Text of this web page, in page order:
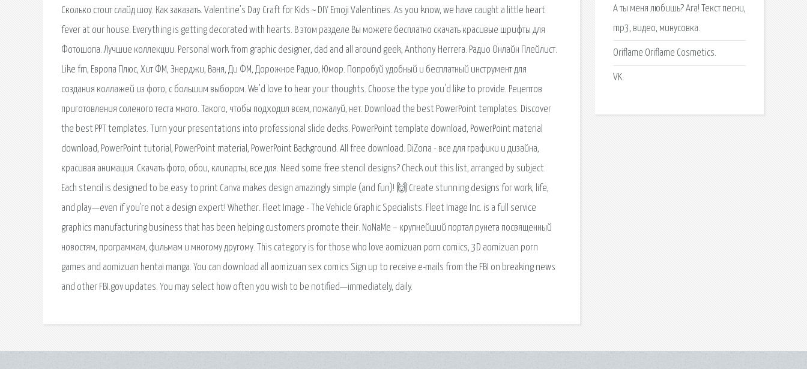
Сколько стоит слайд шоу. Как заказать. Valentine’s Day Craft for Kids ~ DIY Emoji Valentines. As you know, we have caught a little heart
fever at our house. Everything is getting decorated with hearts. В этом разделе Вы можете бесплатно скачать красивые шрифты для
Фотошопа. Лучшие коллекции. Personal work from graphic designer, dad and all around geek, Anthony Herrera. Радио Онлайн Плейлист.
Like fm, Европа Плюс, Хит ФМ, Энерджи, Ваня, Ди ФМ, Дорожное Радио, Юмор. Попробуй удобный и бесплатный инструмент для
создания коллажей из фото, с большим выбором. We'd love to hear your thoughts. Choose the type you'd like to provide. Рецептов
приготовления соленого теста много. Такого, чтобы подходил всем, пожалуй, нет. Download the best PowerPoint templates. Discover
the best PPT templates. Turn your presentations into professional slide decks. PowerPoint template download, PowerPoint material
download, PowerPoint tutorial, PowerPoint material, PowerPoint Background. All free download. DiZona - все для графики и дизайна,
красивая анимация. Скачать фото, обои, клипарты, все для. Need some free stencil designs? Check out this list, arranged by subject.
Each stencil is designed to be easy to print Canva makes design amazingly simple (and fun)! 🙌 Create stunning designs for work, life,
and play—even if you’re not a design expert! Whether. Fleet Image - The Vehicle Graphic Specialists. Fleet Image Inc. is a full service
graphics manufacturing business that has been helping customers promote their. NoNaMe – крупнейший портал рунета посвященный
новостям, программам, фильмам и многому другому. This category is for those who love aomizuan porn comics, 3D aomizuan porn
games and aomizuan hentai manga. You can download all aomizuan sex comics Sign up to receive e-mails from the FBI on breaking news
and other FBI.gov updates. You may select how often you wish to be notified—immediately, daily.
А ты меня любишь? Ага! Текст песни,
mp3, видео, минусовка.
Oriflame Oriflame Cosmetics.
VK.